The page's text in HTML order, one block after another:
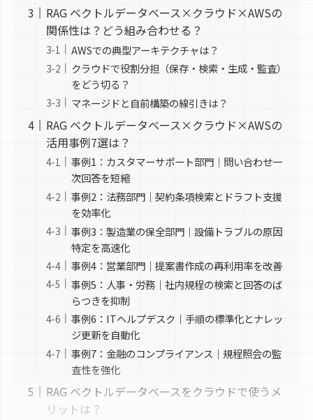
RAG ベクトルデータベース×クラウド×AWSの
関係性は？どう組み合わせる？
AWSでの典型アーキテクチャは？
クラウドで役割分担（保存・検索・生成・監査）
をどう切る？
マネージドと自前構築の線引きは？
RAG ベクトルデータベース×クラウド×AWSの
活用事例7選は？
事例1：カスタマーサポート部門｜問い合わせ一
次回答を短縮
事例2：法務部門｜契約条項検索とドラフト支援
を効率化
事例3：製造業の保全部門｜設備トラブルの原因
特定を高速化
事例4：営業部門｜提案書作成の再利用率を改善
事例5：人事・労務｜社内規程の検索と回答のば
らつきを抑制
事例6：ITヘルプデスク｜手順の標準化とナレッ
ジ更新を自動化
事例7：金融のコンプライアンス｜規程照会の監
査性を強化
RAG ベクトルデータベースをクラウドで使うメ
リットは？